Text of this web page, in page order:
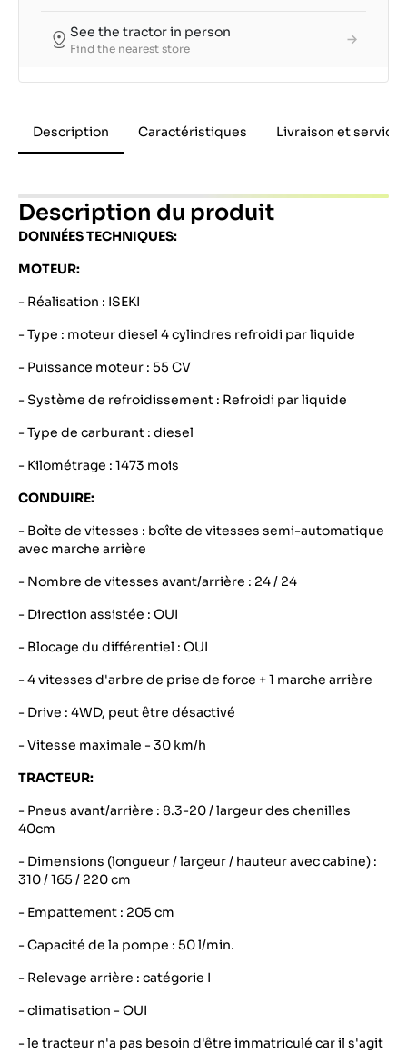
See the tractor in person
Find the nearest store
Description Caractéristiques Livraison et service
Description du produit
DONNÉES TECHNIQUES:
MOTEUR:
- Réalisation : ISEKI
- Type : moteur diesel 4 cylindres refroidi par liquide
- Puissance moteur : 55 CV
- Système de refroidissement : Refroidi par liquide
- Type de carburant : diesel
- Kilométrage : 1473 mois
CONDUIRE:
- Boîte de vitesses : boîte de vitesses semi-automatique
avec marche arrière
- Nombre de vitesses avant/arrière : 24 / 24
- Direction assistée : OUI
- Blocage du différentiel : OUI
- 4 vitesses d'arbre de prise de force + 1 marche arrière
- Drive : 4WD, peut être désactivé
- Vitesse maximale - 30 km/h
TRACTEUR:
- Pneus avant/arrière : 8.3-20 / largeur des chenilles
40cm
- Dimensions (longueur / largeur / hauteur avec cabine) :
310 / 165 / 220 cm
- Empattement : 205 cm
- Capacité de la pompe : 50 l/min.
- Relevage arrière : catégorie I
- climatisation - OUI
- le tracteur n'a pas besoin d'être immatriculé car il s'agit